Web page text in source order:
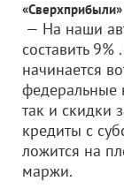
— На наши
составить
начинается
федеральные
так и скидки
кредиты с
ложится на
маржи.